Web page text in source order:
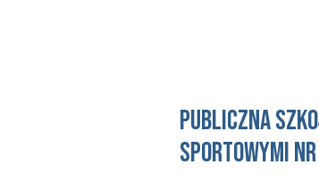
PUBLICZNA
SPORTOWYMI